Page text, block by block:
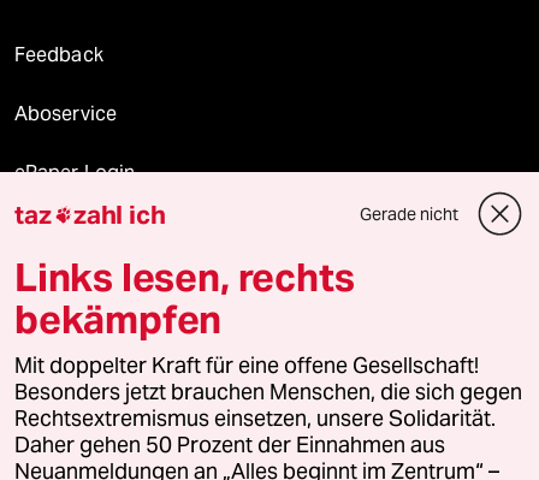
Feedback
Aboservice
ePaper Login
Downloads für Abonnierende
© 2026 taz Verlags und Vertriebs GmbH
Alle Rechte vorbehalten. Bei rechtlichen Fragen oder für Genehmigungen
wenden Sie sich bitte an lizenzen@taz.de
Feedback Redaktionsstatut Kommune-Richtlinien
taz zahl ich Gerade nicht
Links lesen, rechts
bekämpfen
Mit doppelter Kraft für eine offene Gesellschaft!
Besonders jetzt brauchen Menschen, die sich gegen
Rechtsextremismus einsetzen, unsere Solidarität.
Daher gehen 50 Prozent der Einnahmen aus
Neuanmeldungen an „Alles beginnt im Zentrum“ –